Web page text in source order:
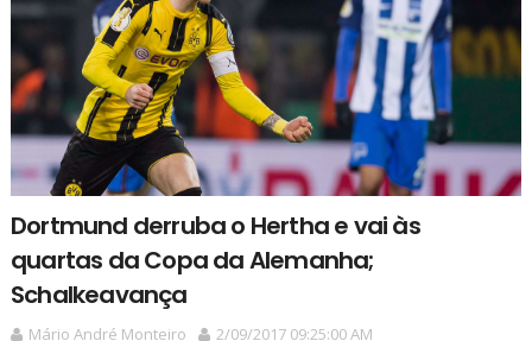
Dortmund derruba o Hertha e vai às
quartas da Copa da Alemanha;
Schalkeavança
Mário André Monteiro 2/09/2017 09:25:00 AM